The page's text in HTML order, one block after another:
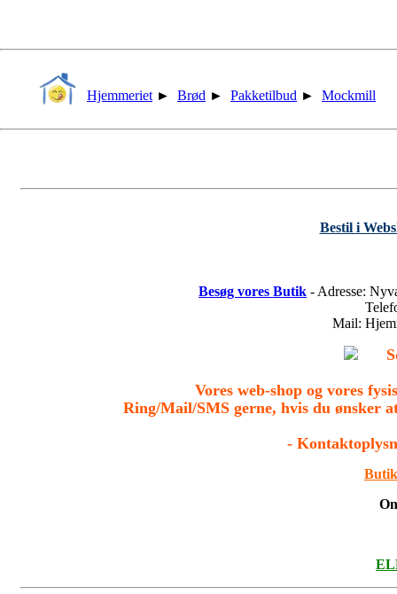
Hjemmeriet ► Brød ► Pakketilbud ► Mockmill
Bestil i
Besøg vores Butik - Adresse:
Mail:
Vores web-shop og vores
Ring/Mail/SMS gerne, hvis du ønsker
-